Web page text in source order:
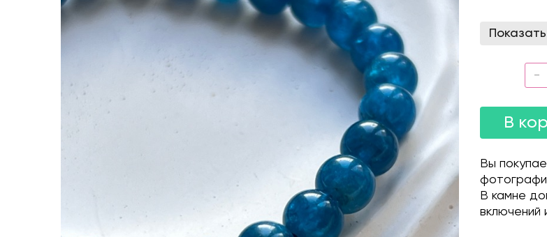
В
Вы
В камне
включений